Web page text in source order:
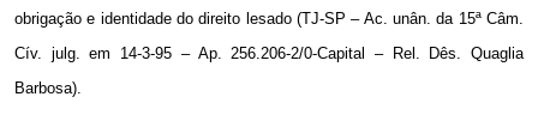
obrigação e identidade do direito lesado (TJ-SP – Ac. unân. da 15ª Câm.
Cív. julg. em 14-3-95 – Ap. 256.206-2/0-Capital – Rel. Dês. Quaglia
Barbosa).